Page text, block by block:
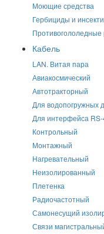
Моющие средства
Гербициды и
Противогололедные
Кабель
LAN. Витая пара
Авиакосмический
Автотракторный
Для водопогружных
Для интерфейса
Контрольный
Монтажный
Нагревательный
Неизолированный
Плетенка
Радиочастотный
Самонесущий
Связи